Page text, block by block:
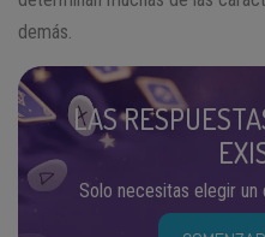
demás.
LAS
Solo necesitas elegir un